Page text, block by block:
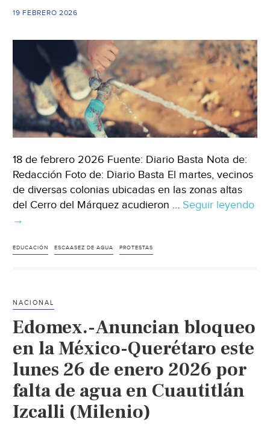
Acapulco)
19 FEBRERO 2026
18 de febrero 2026 Fuente: Diario Basta Nota de:
Redacción Foto de: Diario Basta El martes, vecinos
de diversas colonias ubicadas en las zonas altas
del Cerro del Márquez acudieron … Seguir leyendo
Estado
México
de
agua,
inseguridad
y
deterioro
de
espacios
educativos,
→
EDUCACIÓN ESCAASEZ DE AGUA PROTESTAS
NACIONAL
Edomex.-Anuncian bloqueo
en la México-Querétaro este
lunes 26 de enero 2026 por
falta de agua en Cuautitlán
Izcalli (Milenio)